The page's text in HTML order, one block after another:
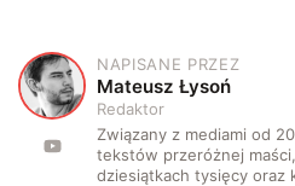
M
NAPISANE PRZEZ
Mateusz Łysoń
Redaktor
Związany z mediami od
tekstów przeróżnej
dziesiątkach tysięcy oraz